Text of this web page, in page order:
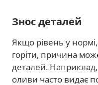
Знос деталей
Якщо рівень у
горіти, причина
деталей.
оливи часто видає